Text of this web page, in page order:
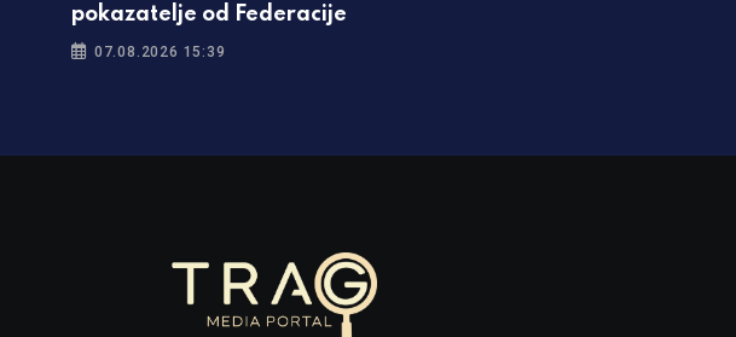
pokazatelje od Federacije
07.08.2026 15:39